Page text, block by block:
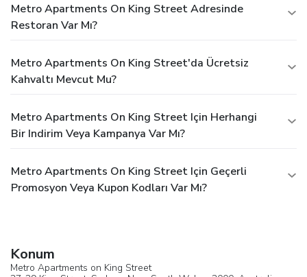
Metro Apartments On King Street Adresinde
Restoran Var Mı?
Metro Apartments On King Street'da Ücretsiz
Kahvaltı Mevcut Mu?
Metro Apartments On King Street Için Herhangi
Bir Indirim Veya Kampanya Var Mı?
Metro Apartments On King Street Için Geçerli
Promosyon Veya Kupon Kodları Var Mı?
Konum
Metro Apartments on King Street